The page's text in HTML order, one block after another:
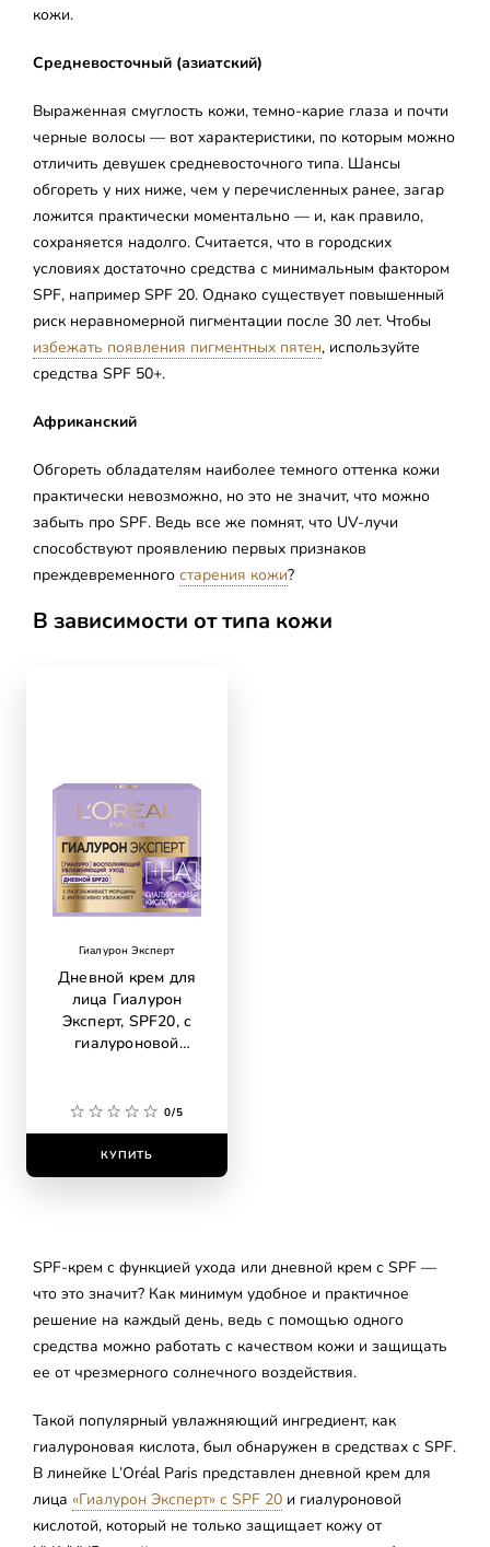
кожи.
Средневосточный (азиатский)
Выраженная смуглость кожи, темно-карие глаза и почти
черные волосы — вот характеристики, по которым можно
отличить девушек средневосточного типа. Шансы
обгореть у них ниже, чем у перечисленных ранее, загар
ложится практически моментально — и, как правило,
сохраняется надолго. Считается, что в городских
условиях достаточно средства с минимальным фактором
SPF, например SPF 20. Однако существует повышенный
риск неравномерной пигментации после 30 лет. Чтобы
избежать появления пигментных пятен, используйте
средства SPF 50+.
Африканский
Обгореть обладателям наиболее темного оттенка кожи
практически невозможно, но это не значит, что можно
забыть про SPF. Ведь все же помнят, что UV-лучи
способствуют проявлению первых признаков
преждевременного старения кожи?
В зависимости от типа кожи
Гиалурон Эксперт
Дневной крем для
лица Гиалурон
Эксперт, SPF20, с
гиалуроновой
0/5
КУПИТЬ
SPF-крем с функцией ухода или дневной крем с SPF —
что это значит? Как минимум удобное и практичное
решение на каждый день, ведь с помощью одного
средства можно работать с качеством кожи и защищать
ее от чрезмерного солнечного воздействия.
Такой популярный увлажняющий ингредиент, как
гиалуроновая кислота, был обнаружен в средствах с SPF.
В линейке L’Oréal Paris представлен дневной крем для
лица «Гиалурон Эксперт» с SPF 20 и гиалуроновой
кислотой, который не только защищает кожу от